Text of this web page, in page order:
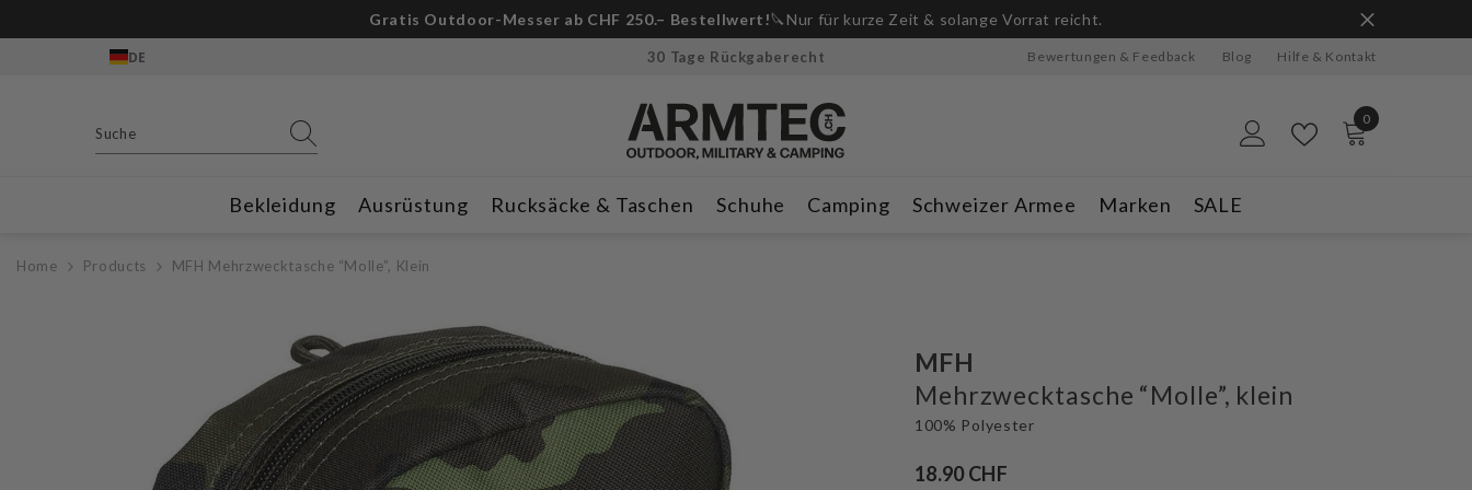
Gratis Outdoor-Messer ab CHF 250.– Bestellwert!🔪Nur für kurze Zeit & solange Vorrat reicht.
DE 30 Tage Rückgaberecht Bewertungen & Feedback Blog Hilfe & Kontakt
0
0
Bekleidung Ausrüstung Rucksäcke & Taschen Schuhe Camping Schweizer Armee Marken SALE
Home Products MFH Mehrzwecktasche “Molle”, Klein
MFH
Mehrzwecktasche “Molle”, klein
100% Polyester
18.90 CHF